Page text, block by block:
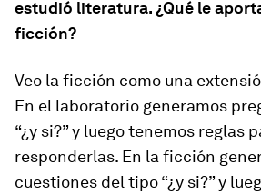
estudió literatura. ¿Qué le
ficción?
Veo la ficción como una
En el laboratorio generamos
“¿y si?” y luego tenemos reglas
responderlas. En la ficción
cuestiones del tipo “¿y si?” y